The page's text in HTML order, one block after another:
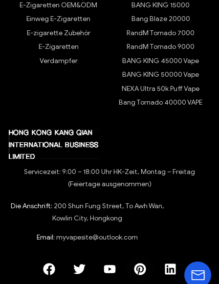
E-Zigaretten OEM&ODM
Einweg E-Zigaretten
E-zigarette Zubehör
E-Zigaretten
Verdampfer
BANG KING 15000
Bang Blaze 20000
RandM Tornado 7000
RandM Tornado 9000
BANG KING 45000 Vape
BANG KING 50000 Vape
NEXA Ultra 50k Puff Vape
Bang Tornado 40000 VAPE
Servicezeit: 9:00 – 18:00 Uhr HK-Zeit, Montag – Freitag
(Feiertage ausgenommen)
Die Anschrift: 200 Shun Fung Street, To Awh Wan,
Kowlin City, Hongkong
Email: myvapesite@outlook.com